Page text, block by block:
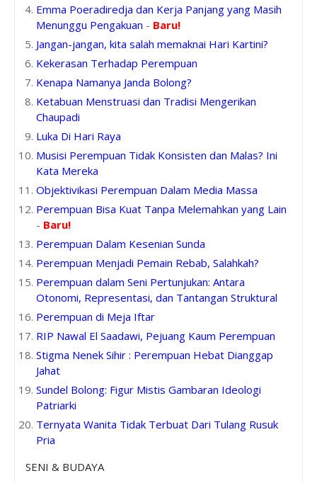
Emma Poeradiredja dan Kerja Panjang yang Masih
Menunggu Pengakuan - Baru!
Jangan-jangan, kita salah memaknai Hari Kartini?
Kekerasan Terhadap Perempuan
Kenapa Namanya Janda Bolong?
Ketabuan Menstruasi dan Tradisi Mengerikan
Chaupadi
Luka Di Hari Raya
Musisi Perempuan Tidak Konsisten dan Malas? Ini
Kata Mereka
Objektivikasi Perempuan Dalam Media Massa
Perempuan Bisa Kuat Tanpa Melemahkan yang Lain
- Baru!
Perempuan Dalam Kesenian Sunda
Perempuan Menjadi Pemain Rebab, Salahkah?
Perempuan dalam Seni Pertunjukan: Antara
Otonomi, Representasi, dan Tantangan Struktural
Perempuan di Meja Iftar
RIP Nawal El Saadawi, Pejuang Kaum Perempuan
Stigma Nenek Sihir : Perempuan Hebat Dianggap
Jahat
Sundel Bolong: Figur Mistis Gambaran Ideologi
Patriarki
Ternyata Wanita Tidak Terbuat Dari Tulang Rusuk
Pria
SENI & BUDAYA